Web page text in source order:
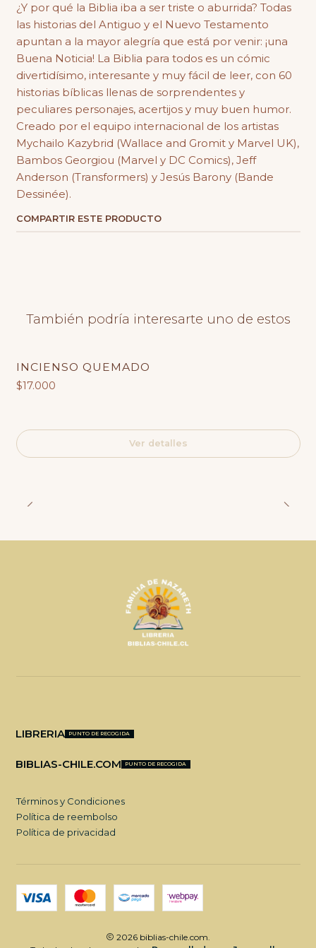
¿Y por qué la Biblia iba a ser triste o aburrida? Todas
las historias del Antiguo y el Nuevo Testamento
apuntan a la mayor alegría que está por venir: ¡una
Buena Noticia! La Biblia para todos es un cómic
divertidísimo, interesante y muy fácil de leer, con 60
historias bíblicas llenas de sorprendentes y
peculiares personajes, acertijos y muy buen humor.
Creado por el equipo internacional de los artistas
Mychailo Kazybrid (Wallace and Gromit y Marvel UK),
Bambos Georgiou (Marvel y DC Comics), Jeff
Anderson (Transformers) y Jesús Barony (Bande
Dessinée).
COMPARTIR ESTE PRODUCTO
También podría interesarte uno de estos
Agotado
INCIENSO QUEMADO
$17.000
Ver detalles
LIBRERIA PUNTO DE RECOGIDA
BIBLIAS-CHILE.COM PUNTO DE RECOGIDA
Términos y Condiciones
Política de reembolso
Política de privacidad
2026 biblias-chile.com.